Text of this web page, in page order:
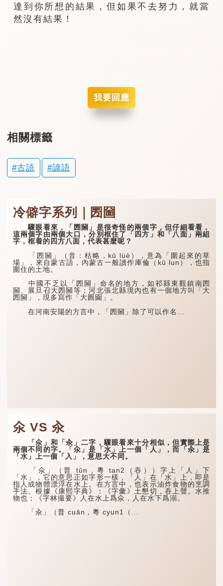
達到你所想的結果，但如果不去努力，就當
然沒有結果！
我要回應
相關標籤
古語 諺語
冷僻字系列｜圐圙
驟眼看來，「圐圙」是很奇怪的兩個字，但仔細看看，
這兩個字由兩個大口，分別框住了「四方」和「八面」兩組
字，框着的四方八面，代表甚麼呢？
「圐圙」（音：枯略，kū lüè），意為「圍起來的草
場」，來自蒙古語，內蒙古一般讀作庫倫（kū lun），也指
圍住的土地。
中國不乏以「圐圙」命名的地方，如祁縣東觀鎮南圐
圙、展旦召大圐圙等；河北張北縣境內也有一個地方叫「大
圐圙」，現多寫作「大囫圇」。
在河南安陽的方言中，「圐圙」除了可以作名...
氽 VS 汆
「氽」和「汆」二字，驟眼看來十分相似，但實際上是
兩個不同的字。「氽」是「水」上一個「人」，而「汆」是
「水」上一個「入」，意思大不同。
「氽」（普 tǔn，粵 tan2（吞））字上「人」下
「水」，它的意思正如字形一樣，「人」在「水」上，即是
指人或物體漂浮在水上。在方言中，也表示油炸食物的烹調
手法。根據《康熙字典》：《字彙》土懇切，吞上聲。水推
物也；《字林撮要》人在水上爲氽，人在水下爲溺。
「汆」（普 cuān，粵 cyun1（...